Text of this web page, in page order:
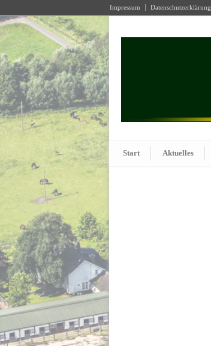
Impressum Datenschutzerklärung
Start Aktuelles